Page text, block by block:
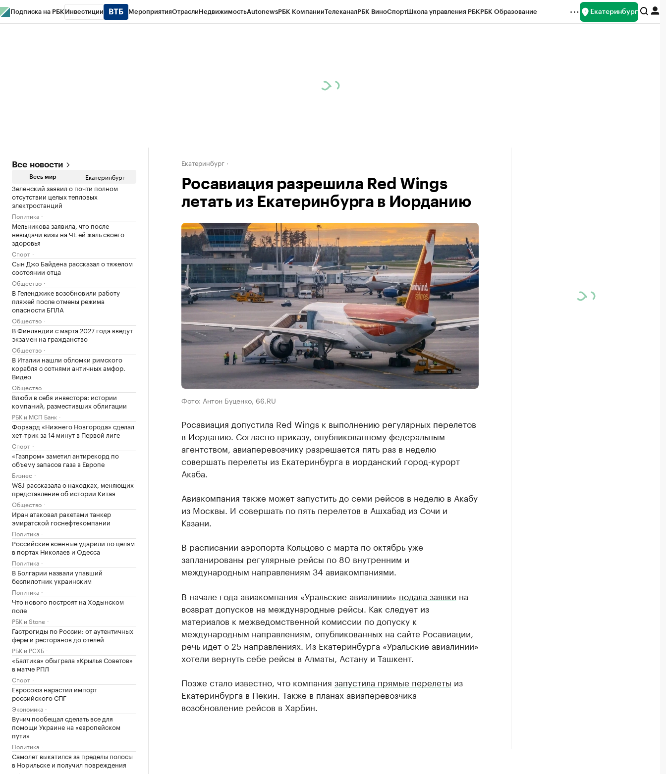
Подписка на РБК Инвестиции МероприятияОтраслиНедвижимостьAutonewsРБК КомпанииТелеканалРБК ВиноСпортШкола управления РБКРБК Образование Екатеринбург
Все новости
Весь мир Екатеринбург
Зеленский заявил о почти полном
отсутствии целых тепловых
электростанций
Политика
Мельникова заявила, что после
невыдачи визы на ЧЕ ей жаль своего
здоровья
Спорт
Сын Джо Байдена рассказал о тяжелом
состоянии отца
Общество
В Геленджике возобновили работу
пляжей после отмены режима
опасности БПЛА
Общество
В Финляндии с марта 2027 года введут
экзамен на гражданство
Общество
В Италии нашли обломки римского
корабля с сотнями античных амфор.
Видео
Общество
Влюби в себя инвестора: истории
компаний, разместивших облигации
РБК и МСП Банк
Форвард «Нижнего Новгорода» сделал
хет-трик за 14 минут в Первой лиге
Спорт
«Газпром» заметил антирекорд по
объему запасов газа в Европе
Бизнес
WSJ рассказала о находках, меняющих
представление об истории Китая
Общество
Иран атаковал ракетами танкер
эмиратской госнефтекомпании
Политика
Российские военные ударили по целям
в портах Николаев и Одесса
Политика
В Болгарии назвали упавший
беспилотник украинским
Политика
Что нового построят на Ходынском
поле
РБК и Stone
Гастрогиды по России: от аутентичных
ферм и ресторанов до отелей
РБК и РСХБ
«Балтика» обыграла «Крылья Советов»
в матче РПЛ
Спорт
Евросоюз нарастил импорт
российского СПГ
Экономика
Вучич пообещал сделать все для
помощи Украине на «европейском
пути»
Политика
Самолет выкатился за пределы полосы
в Норильске и получил повреждения
Екатеринбург
Росавиация разрешила Red Wings
летать из Екатеринбурга в Иорданию
Фото: Антон Буценко, 66.RU
Росавиация допустила Red Wings к выполнению регулярных перелетов
в Иорданию. Согласно приказу, опубликованному федеральным
агентством, авиаперевозчику разрешается пять раз в неделю
совершать перелеты из Екатеринбурга в иорданский город-курорт
Акаба.
Авиакомпания также может запустить до семи рейсов в неделю в Акабу
из Москвы. И совершать по пять перелетов в Ашхабад из Сочи и
Казани.
В расписании аэропорта Кольцово с марта по октябрь уже
запланированы регулярные рейсы по 80 внутренним и
международным направлениям 34 авиакомпаниями.
В начале года авиакомпания «Уральские авиалинии» подала заявки на
возврат допусков на международные рейсы. Как следует из
материалов к межведомственной комиссии по допуску к
международным направлениям, опубликованных на сайте Росавиации,
речь идет о 25 направлениях. Из Екатеринбурга «Уральские авиалинии»
хотели вернуть себе рейсы в Алматы, Астану и Ташкент.
Позже стало известно, что компания запустила прямые перелеты из
Екатеринбурга в Пекин. Также в планах авиаперевозчика
возобновление рейсов в Харбин.